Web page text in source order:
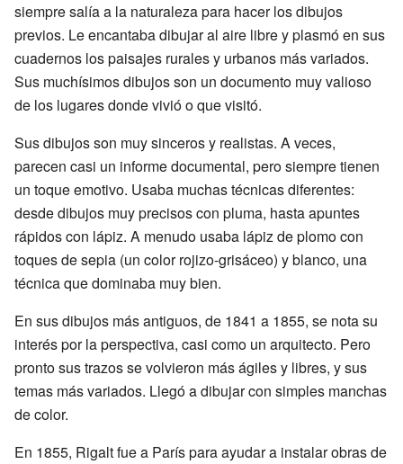
siempre salía a la naturaleza para hacer los dibujos
previos. Le encantaba dibujar al aire libre y plasmó en sus
cuadernos los paisajes rurales y urbanos más variados.
Sus muchísimos dibujos son un documento muy valioso
de los lugares donde vivió o que visitó.
Sus dibujos son muy sinceros y realistas. A veces,
parecen casi un informe documental, pero siempre tienen
un toque emotivo. Usaba muchas técnicas diferentes:
desde dibujos muy precisos con pluma, hasta apuntes
rápidos con lápiz. A menudo usaba lápiz de plomo con
toques de sepia (un color rojizo-grisáceo) y blanco, una
técnica que dominaba muy bien.
En sus dibujos más antiguos, de 1841 a 1855, se nota su
interés por la perspectiva, casi como un arquitecto. Pero
pronto sus trazos se volvieron más ágiles y libres, y sus
temas más variados. Llegó a dibujar con simples manchas
de color.
En 1855, Rigalt fue a París para ayudar a instalar obras de